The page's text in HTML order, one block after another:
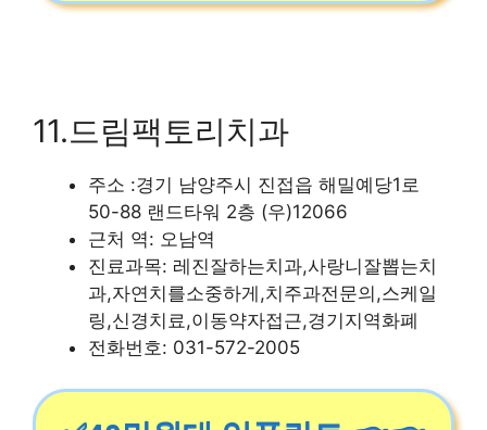
11.드림팩토리치과
주소 :경기 남양주시 진접읍 해밀예당1로
50-88 랜드타워 2층 (우)12066
근처 역: 오남역
진료과목: 레진잘하는치과,사랑니잘뽑는치
과,자연치를소중하게,치주과전문의,스케일
링,신경치료,이동약자접근,경기지역화폐
전화번호: 031-572-2005